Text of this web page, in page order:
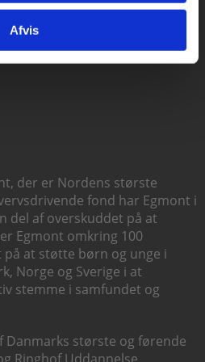
Afvis
der er Nordens største
fond har Egmont i
del af overskuddet på at
Egmont omkring 100
at støtte børn og unge i
Norge og Sverige i at
stemme i samfundet og
Danmarks største og førende